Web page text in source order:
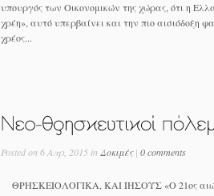
υπουργός των Οικονομικών της χώρας, ότι η
χρέη», αυτό υπερβαίνει και την πιο
χρέος...
Posted on 6 Απρ, 2015 in Δοκιμές| 0 comments
ΘΡΗΣΚΕΙΟΛΟΓΙΚΑ, ΚΑΙ ΙΗΣΟΥΣ «Ο 21ος